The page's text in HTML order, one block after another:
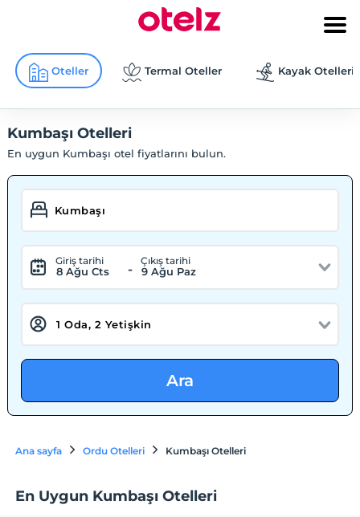
Oteller Termal Oteller Kayak Otelleri
Kumbaşı Otelleri
En uygun Kumbaşı otel fiyatlarını bulun.
Giriş tarihi
8 Ağu Cts -
Çıkış tarihi
9 Ağu Paz
Ara
Ana sayfa Ordu Otelleri Kumbaşı Otelleri
En Uygun Kumbaşı Otelleri